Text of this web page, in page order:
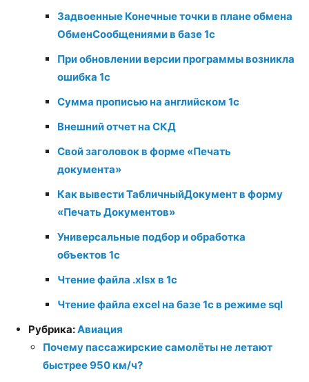
Задвоенные Конечные точки в плане обмена
ОбменСообщениями в базе 1с
При обновлении версии программы возникла
ошибка 1с
Сумма прописью на английском 1c
Внешний отчет на СКД
Свой заголовок в форме «Печать
документа»
Как вывести ТабличныйДокумент в форму
«Печать Документов»
Универсальные подбор и обработка
объектов 1c
Чтение файла .xlsx в 1с
Чтение файла excel на базе 1с в режиме sql
Рубрика:Авиация
Почему пассажирские самолёты не летают
быстрее 950 км/ч?